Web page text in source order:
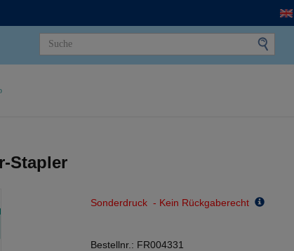
Stapler
Sonderdruck - Kein Rückgaberecht
Bestellnr.: FR004331